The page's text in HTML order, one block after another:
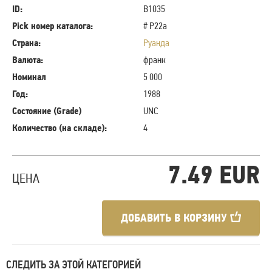
ID:
B1035
Pick номер каталога:
# P22a
Страна:
Руанда
Валюта:
франк
Номинал
5 000
Год:
1988
Состояние (Grade)
UNC
Количество (на складе):
4
ЦЕНА 7.49 EUR
ДОБАВИТЬ В КОРЗИНУ
СЛЕДИТЬ ЗА ЭТОЙ КАТЕГОРИЕЙ